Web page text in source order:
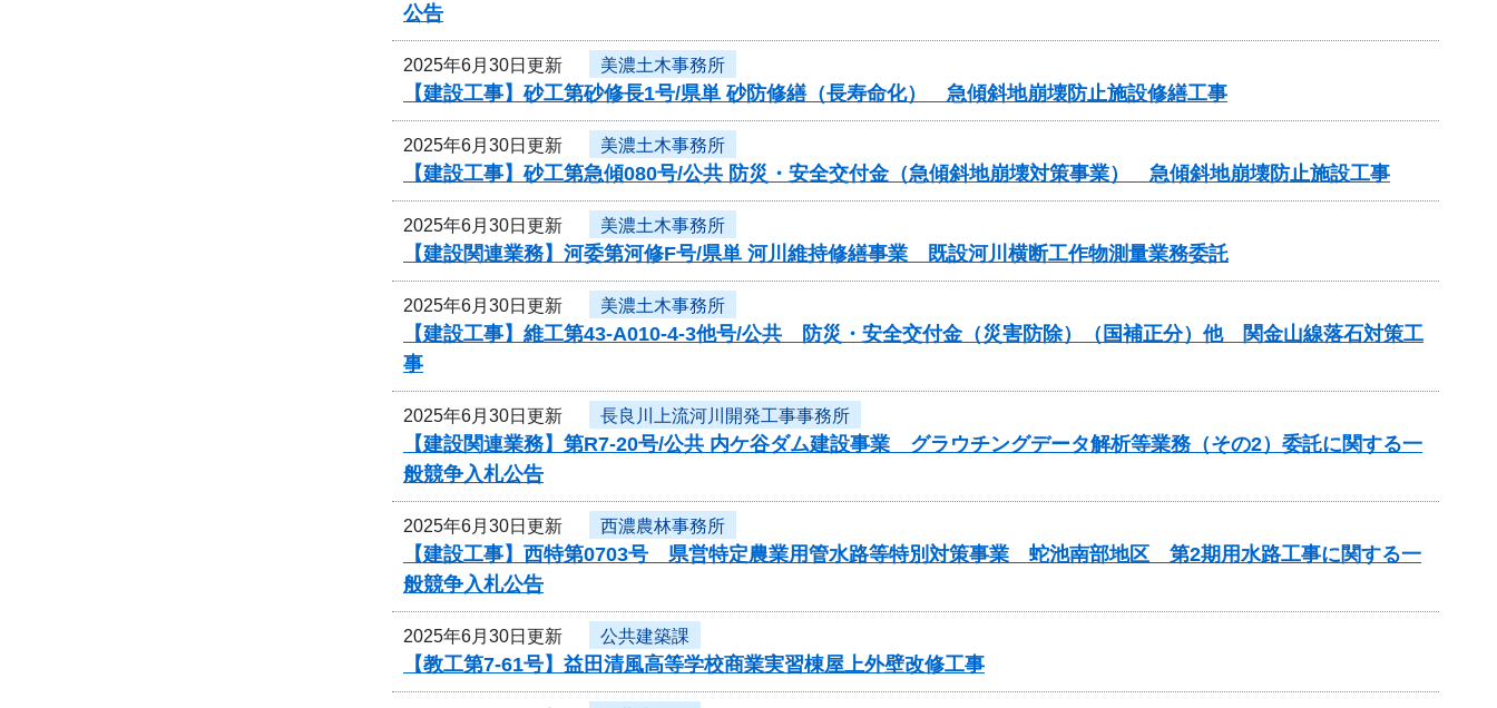
公告
2025年6月30日更新 美濃土木事務所
【建設工事】砂工第砂修長1号/県単 砂防修繕（長寿命化） 急傾斜地崩壊防止施設修繕工事
2025年6月30日更新 美濃土木事務所
【建設工事】砂工第急傾080号/公共 防災・安全交付金（急傾斜地崩壊対策事業） 急傾斜地崩壊防止施設工事
2025年6月30日更新 美濃土木事務所
【建設関連業務】河委第河修F号/県単 河川維持修繕事業 既設河川横断工作物測量業務委託
2025年6月30日更新 美濃土木事務所
【建設工事】維工第43-A010-4-3他号/公共 防災・安全交付金（災害防除）（国補正分）他 関金山線落石対策工
事
2025年6月30日更新 長良川上流河川開発工事事務所
【建設関連業務】第R7-20号/公共 内ケ谷ダム建設事業 グラウチングデータ解析等業務（その2）委託に関する一
般競争入札公告
2025年6月30日更新 西濃農林事務所
【建設工事】西特第0703号 県営特定農業用管水路等特別対策事業 蛇池南部地区 第2期用水路工事に関する一
般競争入札公告
2025年6月30日更新 公共建築課
【教工第7-61号】益田清風高等学校商業実習棟屋上外壁改修工事